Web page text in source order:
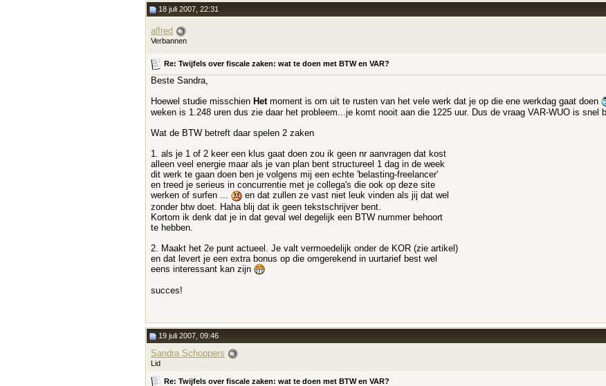
18 juli 2007, 22:31
alfred
Verbannen
Re: Twijfels over fiscale zaken: wat te doen met BTW en VAR?
Beste Sandra,
Hoewel studie misschien Het moment is om uit te rusten van het vele werk dat je op die ene werkdag gaat doen
weken is 1.248 uren dus zie daar het probleem...je komt nooit aan die 1225 uur. Dus de vraag VAR-WUO is snel
Wat de BTW betreft daar spelen 2 zaken
1. als je 1 of 2 keer een klus gaat doen zou ik geen nr aanvragen dat kost
alleen veel energie maar als je van plan bent structureel 1 dag in de week
dit werk te gaan doen ben je volgens mij een echte 'belasting-freelancer'
en treed je serieus in concurrentie met je collega's die ook op deze site
werken of surfen ...
en dat zullen ze vast niet leuk vinden als jij dat wel
zonder btw doet. Haha blij dat ik geen tekstschrijver bent.
Kortom ik denk dat je in dat geval wel degelijk een BTW nummer behoort
te hebben.
2. Maakt het 2e punt actueel. Je valt vermoedelijk onder de KOR (zie artikel)
en dat levert je een extra bonus op die omgerekend in uurtarief best wel
eens interessant kan zijn
succes!
19 juli 2007, 09:46
Sandra Schoppers
Lid
Re: Twijfels over fiscale zaken: wat te doen met BTW en VAR?